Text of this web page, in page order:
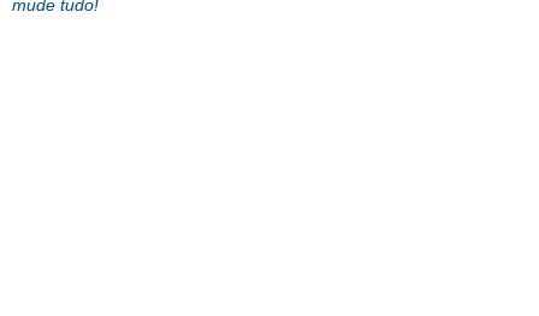
mude tudo!